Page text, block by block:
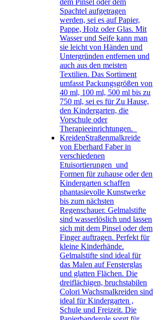
dem Pinsel oder dem
Spachtel aufgetragen
werden, sei es auf Papier,
Pappe, Holz oder Glas. Mit
Wasser und Seife kann man
sie leicht von Händen und
Untergründen entfernen und
auch aus den meisten
Textilien. Das Sortiment
umfasst Packungsgrößen von
40 ml, 100 ml, 500 ml bis zu
750 ml, sei es für Zu Hause,
den Kindergarten, die
Vorschule oder
Therapieeinrichtungen.
KreidenStraßenmalkreide
von Eberhard Faber in
verschiedenen
Etuisortierungen und
Formen für zuhause oder den
Kindergarten schaffen
phantasievolle Kunstwerke
bis zum nächsten
Regenschauer. Gelmalstifte
sind wasserlöslich und lassen
sich mit dem Pinsel oder dem
Finger auftragen. Perfekt für
kleine Kinderhände.
Gelmalstifte sind ideal für
das Malen auf Fensterglas
und glatten Flächen. Die
dreiflächigen, bruchstabilen
Colori Wachsmalkreiden sind
ideal für Kindergarten ,
Schule und Freizeit. Die